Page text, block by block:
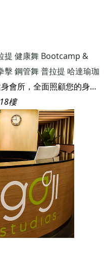
提 健康舞 Bootcamp &
擊鋼管舞普拉提 哈達瑜珈
Goji Studios是一間獨一無二的健身會所，全面照顧您的身心靈健康。我們深信， 只要您了解身體如何運作，再配合適當的飲食和運動來滋養身體，您將從內到外看到成果。 我們相信，即使生活在繁華的香港，只要您願意，您也可以活得健康。
樓